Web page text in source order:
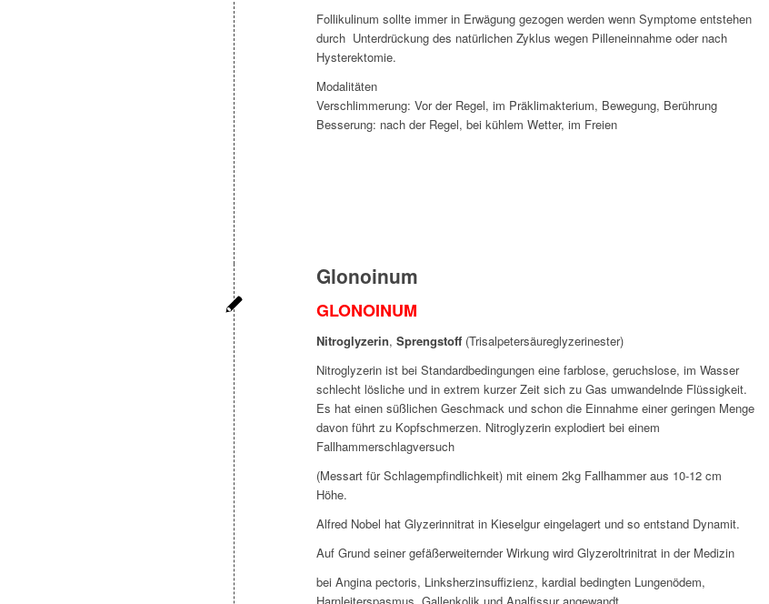
Follikulinum sollte immer in Erwägung gezogen werden wenn Symptome entstehen
durch Unterdrückung des natürlichen Zyklus wegen Pilleneinnahme oder nach
Hysterektomie.
Modalitäten
Verschlimmerung: Vor der Regel, im Präklimakterium, Bewegung, Berührung
Besserung: nach der Regel, bei kühlem Wetter, im Freien
Glonoinum
GLONOINUM
Nitroglyzerin, Sprengstoff (Trisalpetersäureglyzerinester)
Nitroglyzerin ist bei Standardbedingungen eine farblose, geruchslose, im Wasser
schlecht lösliche und in extrem kurzer Zeit sich zu Gas umwandelnde Flüssigkeit.
Es hat einen süßlichen Geschmack und schon die Einnahme einer geringen Menge
davon führt zu Kopfschmerzen. Nitroglyzerin explodiert bei einem
Fallhammerschlagversuch
(Messart für Schlagempfindlichkeit) mit einem 2kg Fallhammer aus 10-12 cm
Höhe.
Alfred Nobel hat Glyzerinnitrat in Kieselgur eingelagert und so entstand Dynamit.
Auf Grund seiner gefäßerweiternder Wirkung wird Glyzeroltrinitrat in der Medizin
bei Angina pectoris, Linksherzinsuffizienz, kardial bedingten Lungenödem,